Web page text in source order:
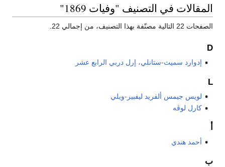
المقالات في التصنيف "وفيات 1869"
الصفحات 22 التالية مصنّفة بهذا التصنيف، من إجمالي 22.
D
إدوارد سميث-ستانلي، إرل دربي الرابع عشر
L
لويس جيمس ألفريد ليفبير-ويلي
كارل لوڤه
أحمد هندي
ب